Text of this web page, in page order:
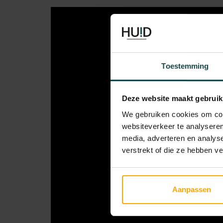
Toestemming
Deze website maakt
We gebruiken cookies om
websiteverkeer te
media, adverteren en
verstrekt of die ze hebben
Aanpassen